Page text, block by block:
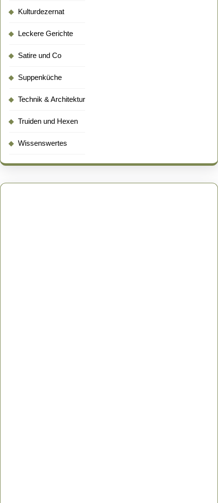
Kulturdezernat
Leckere Gerichte
Satire und Co
Suppenküche
Technik & Architektur
Truiden und Hexen
Wissenswertes